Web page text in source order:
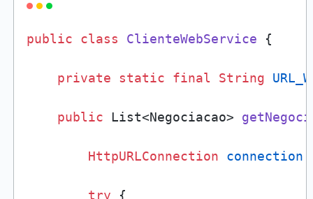
public class ClienteWebService {
private static final String
public List<Negociacao>
HttpURLConnection connection
try {